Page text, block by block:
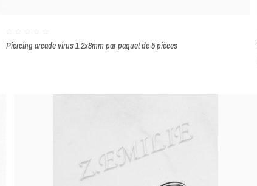
Piercing arcade virus 1.2x8mm par paquet de 5 pièces